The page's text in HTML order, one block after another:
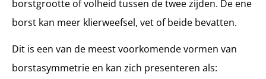
borstgrootte of volheid tussen de twee zijden. De ene
borst kan meer klierweefsel, vet of beide bevatten.
Dit is een van de meest voorkomende vormen van
borstasymmetrie en kan zich presenteren als: